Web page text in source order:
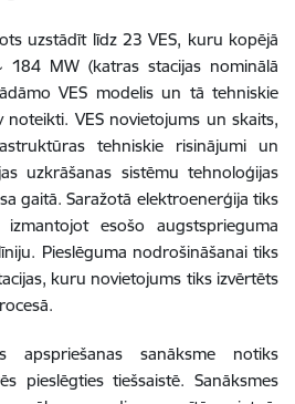
uzstādīt līdz 23 VES, kuru kopējā
184 MW (katras stacijas nominālā
VES modelis un tā tehniskie
VES novietojums un skaits,
tehniskie risinājumi un
uzkrāšanas sistēmu tehnoloģijas
gaitā. Saražotā elektroenerģija tiks
esošo augstsprieguma
Pieslēguma nodrošināšanai tiks
kuru novietojums tiks izvērtēts
apspriešanas sanāksme notiks
pieslēgties tiešsaistē. Sanāksmes